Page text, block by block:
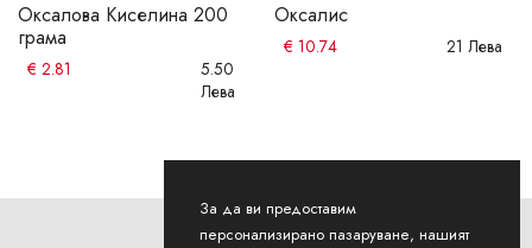
Оксалова Киселина 200
грама
€ 2.81
5.50
Лева
Оксалис
€ 10.74 21 Лева
За да ви предоставим
персонализирано пазаруване, нашият